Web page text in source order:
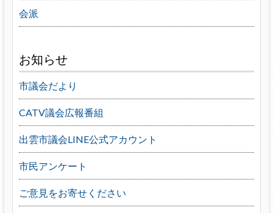
会派
お知らせ
市議会だより
CATV議会広報番組
出雲市議会LINE公式アカウント
市民アンケート
ご意見をお寄せください